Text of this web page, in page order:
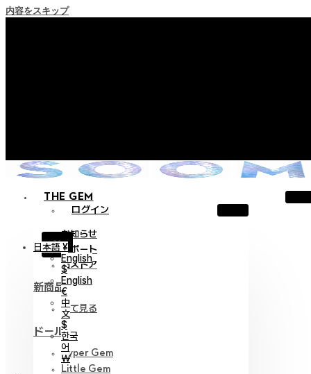
内容をスキップ
THE GEM
ログイン
X
お知らせ
サポート
旧ストア
新商品
全て見る
ドール
Hyper Gem
Little Gem
日本語 ¥
English
$
English
€
中
文
$
한국
어
￦